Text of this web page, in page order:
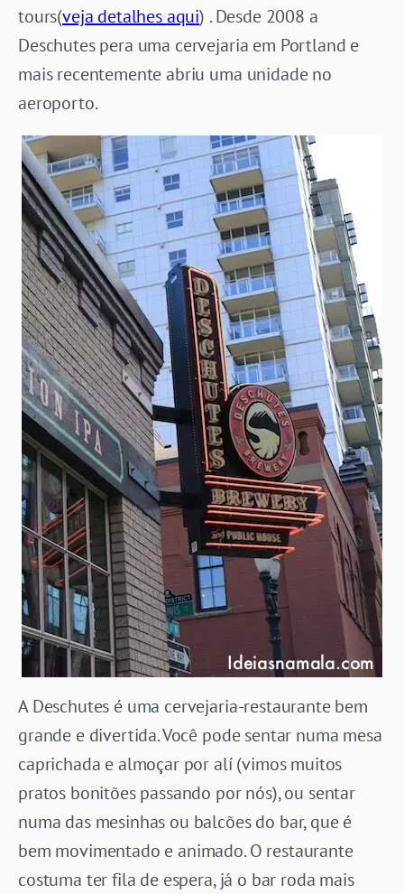
tours(veja detalhes aqui) . Desde 2008 a
Deschutes pera uma cervejaria em Portland e
mais recentemente abriu uma unidade no
aeroporto.
A Deschutes é uma cervejaria-restaurante bem
grande e divertida. Você pode sentar numa mesa
caprichada e almoçar por alí (vimos muitos
pratos bonitões passando por nós), ou sentar
numa das mesinhas ou balcões do bar, que é
bem movimentado e animado. O restaurante
costuma ter fila de espera, já o bar roda mais